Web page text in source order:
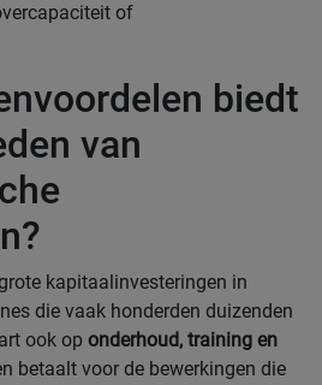
of
biedt
van
kapitaalinvesteringen in
die vaak honderden duizenden
ook op onderhoud, training en
betaalt voor de bewerkingen die